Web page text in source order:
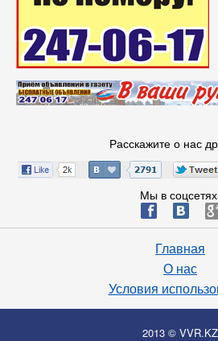
Расскажите о нас
Мы в
ä æ
Главная
О нас
Условия
2013 © VVR.KZ